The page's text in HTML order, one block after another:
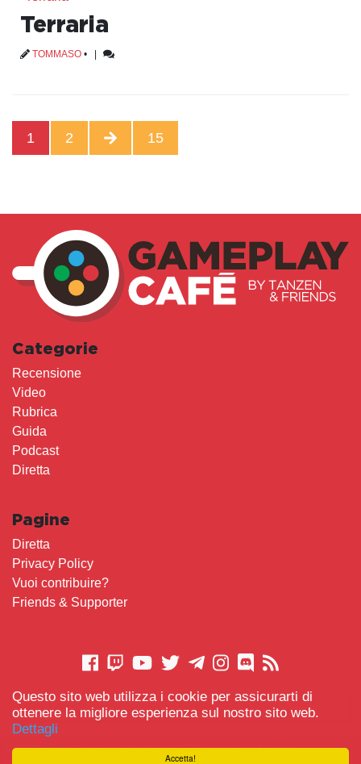
Accetta!
Questo sito web utilizza i cookie per assicurarti di
ottenere la migliore esperienza sul nostro sito web.
Dettagli
Terraria
TOMMASO •
1 2 15
Categorie
Recensione
Video
Rubrica
Guida
Podcast
Diretta
Pagine
Diretta
Privacy Policy
Vuoi contribuire?
Friends & Supporter
CONTATTACI
© 2021 Gameplay.Cafe made with Scemo chi Legge-